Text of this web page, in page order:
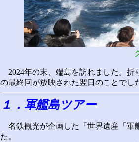
2024年の末、端島を訪れました。折
の最終回が放映された翌日のことでし
１ ．軍艦島ツアー
名鉄観光が企画した『世界遺産「軍
た。